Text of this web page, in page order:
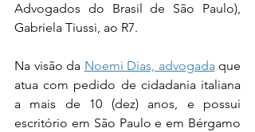
Advogados do Brasil de São Paulo),
Gabriela Tiussi, ao R7.
Na visão da Noemi Dias, advogada que
atua com pedido de cidadania italiana
a mais de 10 (dez) anos, e possui
escritório em São Paulo e em Bérgamo